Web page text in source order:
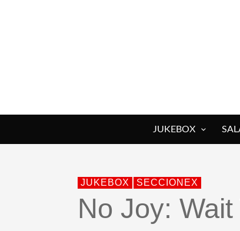
JUKEBOX
JUKEBOX SECCIONEX
No Joy: